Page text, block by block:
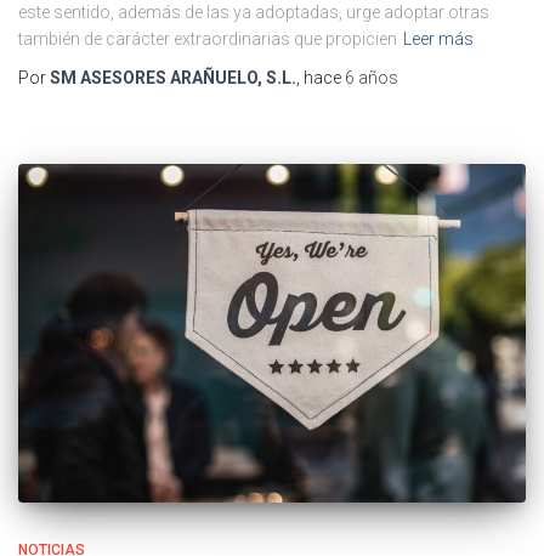
este sentido, además de las ya adoptadas, urge adoptar otras
también de carácter extraordinarias que propicien
Leer más
PorSM ASESORES ARAÑUELO, S.L. , hace 6 años
NOTICIAS